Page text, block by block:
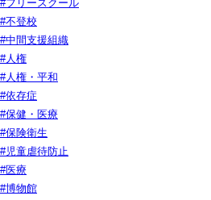
#フリースクール
#不登校
#中間支援組織
#人権
#人権・平和
#依存症
#保健・医療
#保険衛生
#児童虐待防止
#医療
#博物館